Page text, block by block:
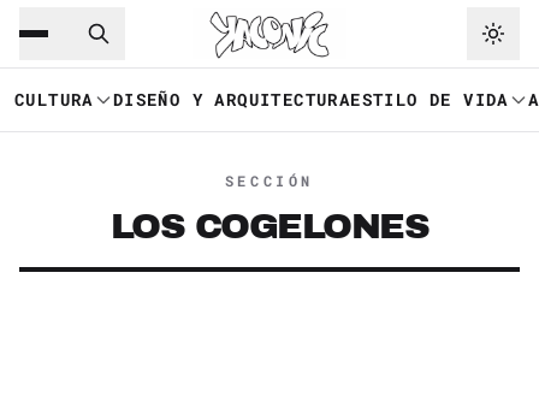
Saltar al contenido principal
CULTURA DISEÑO Y ARQUITECTURAESTILO DE VIDA
SECCIÓN
LOS COGELONES